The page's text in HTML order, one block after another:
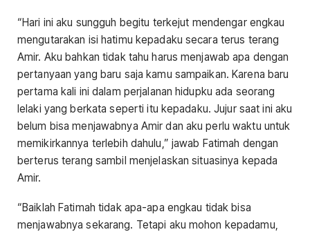
“Hari ini aku sungguh begitu terkejut mendengar engkau
mengutarakan isi hatimu kepadaku secara terus terang
Amir. Aku bahkan tidak tahu harus menjawab apa dengan
pertanyaan yang baru saja kamu sampaikan. Karena baru
pertama kali ini dalam perjalanan hidupku ada seorang
lelaki yang berkata seperti itu kepadaku. Jujur saat ini aku
belum bisa menjawabnya Amir dan aku perlu waktu untuk
memikirkannya terlebih dahulu,” jawab Fatimah dengan
berterus terang sambil menjelaskan situasinya kepada
Amir.
“Baiklah Fatimah tidak apa-apa engkau tidak bisa
menjawabnya sekarang. Tetapi aku mohon kepadamu,